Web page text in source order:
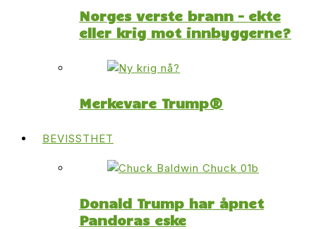
Norges verste brann – ekte
eller krig mot innbyggerne?
Merkevare Trump®
BEVISSTHET
Donald Trump har åpnet
Pandoras eske